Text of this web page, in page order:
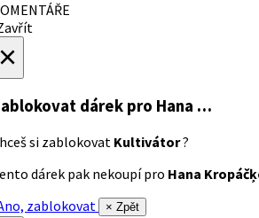
dárek pro Hana …
si zablokovat Kultivátor?
dárek pak nekoupí pro Hana
zablokovat
× Zpět